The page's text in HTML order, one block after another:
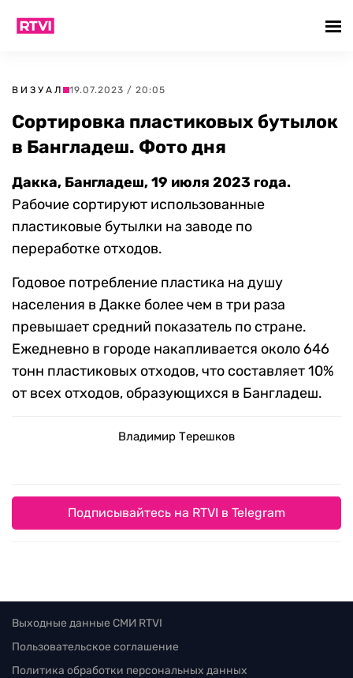
ВИЗУАЛ 19.07.2023 / 20:05
Сортировка пластиковых бутылок
в Бангладеш. Фото дня
Дакка, Бангладеш, 19 июля 2023 года.
Рабочие сортируют использованные
пластиковые бутылки на заводе по
переработке отходов.
Годовое потребление пластика на душу
населения в Дакке более чем в три раза
превышает средний показатель по стране.
Ежедневно в городе накапливается около 646
тонн пластиковых отходов, что составляет 10%
от всех отходов, образующихся в Бангладеш.
Владимир Терешков
Подписывайтесь на RTVI в Telegram
Выходные данные СМИ RTVI
Пользовательское соглашение
Политика обработки персональных данных